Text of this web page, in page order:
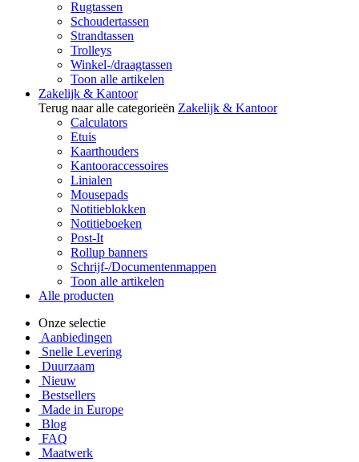
Rugtassen
Schoudertassen
Strandtassen
Trolleys
Winkel-/draagtassen
Toon alle artikelen
Zakelijk & Kantoor
Terug naar alle categorieën Zakelijk & Kantoor
Calculators
Etuis
Kaarthouders
Kantooraccessoires
Linialen
Mousepads
Notitieblokken
Notitieboeken
Post-It
Rollup banners
Schrijf-/Documentenmappen
Toon alle artikelen
Alle producten
Onze selectie
Aanbiedingen
Snelle Levering
Duurzaam
Nieuw
Bestsellers
Made in Europe
Blog
FAQ
Maatwerk